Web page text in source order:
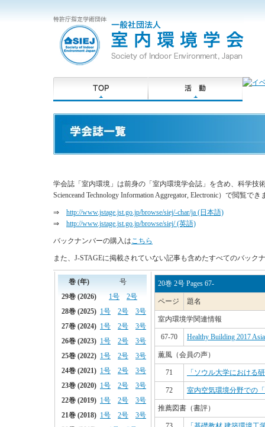
学会誌「室内環境」は前身の「室内環境学会誌」を含め、科学技
Scienceand Technology Information Aggregator, Electronic）で閲覧で
⇒ http://www.jstage.jst.go.jp/browse/siej/-char/ja (日本語)
⇒ http://www.jstage.jst.go.jp/browse/siej/ (英語)
バックナンバーの購入はこちら
また、J-STAGEに掲載されていない記事も含めたすべてのバック
20巻 2号 Pages 67-
ページ 題名
室内環境学関連情報
67-70 Healthy Building 2017
薫風（会員の声）
71 「ソウル大学における
72 室内空気環境分野での
推薦図書（書評）